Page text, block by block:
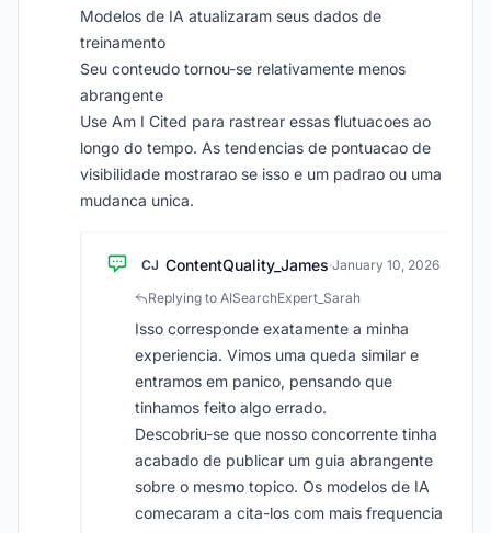
Modelos de IA atualizaram seus dados de
treinamento
Seu conteudo tornou-se relativamente menos
abrangente
Use Am I Cited para rastrear essas flutuacoes ao
longo do tempo. As tendencias de pontuacao de
visibilidade mostrarao se isso e um padrao ou uma
mudanca unica.
CJ ContentQuality_James·January 10, 2026
Replying to AISearchExpert_Sarah
Isso corresponde exatamente a minha
experiencia. Vimos uma queda similar e
entramos em panico, pensando que
tinhamos feito algo errado.
Descobriu-se que nosso concorrente tinha
acabado de publicar um guia abrangente
sobre o mesmo topico. Os modelos de IA
comecaram a cita-los com mais frequencia